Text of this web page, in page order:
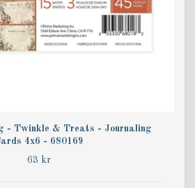
- Twinkle & Treats - Journaling
4x6 - 680169
63 kr